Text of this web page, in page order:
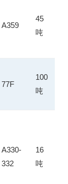
A359
45
吨
77F
100
吨
A330-
332
16
吨